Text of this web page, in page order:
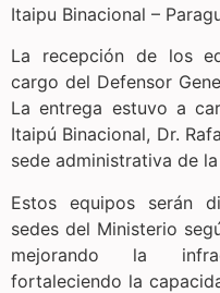
Itaipu Binacional –
La recepción de los
cargo del Defensor
La entrega estuvo a
Itaipú Binacional, Dr.
sede administrativa de
Estos equipos serán
sedes del Ministerio
mejorando la
fortaleciendo la